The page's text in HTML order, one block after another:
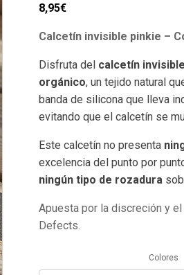
El
original
era:
9,95€.
8,95€El
actual
es:
8,95€.
Calcetín invisible pinkie –
Disfruta del calcetín
orgánico, un tejido natural
banda de silicona que lleva
evitando que el calcetín se
Este calcetín no presenta
excelencia del punto por
ningún tipo de rozadura
Apuesta por la discreción y
Defects.
Colores